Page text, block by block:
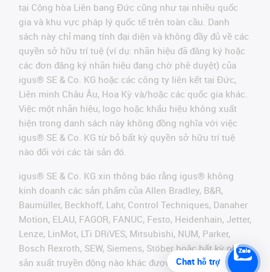
tại Cộng hòa Liên bang Đức cũng như tại nhiều quốc
gia và khu vực pháp lý quốc tế trên toàn cầu. Danh
sách này chỉ mang tính đại diện và không đầy đủ về các
quyền sở hữu trí tuệ (ví dụ: nhãn hiệu đã đăng ký hoặc
các đơn đăng ký nhãn hiệu đang chờ phê duyệt) của
igus® SE & Co. KG hoặc các công ty liên kết tại Đức,
Liên minh Châu Âu, Hoa Kỳ và/hoặc các quốc gia khác.
Việc một nhãn hiệu, logo hoặc khẩu hiệu không xuất
hiện trong danh sách này không đồng nghĩa với việc
igus® SE & Co. KG từ bỏ bất kỳ quyền sở hữu trí tuệ
nào đối với các tài sản đó.
igus® SE & Co. KG xin thông báo rằng igus® không
kinh doanh các sản phẩm của Allen Bradley, B&R,
Baumüller, Beckhoff, Lahr, Control Techniques, Danaher
Motion, ELAU, FAGOR, FANUC, Festo, Heidenhain, Jetter,
Lenze, LinMot, LTi DRiVES, Mitsubishi, NUM, Parker,
Bosch Rexroth, SEW, Siemens, Stöber hoặc bất kỳ nhà
sản xuất truyền động nào khác được đề cập trên
Chat hỗ trợ